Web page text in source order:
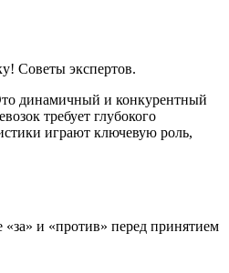
Советы экспертов.
динамичный и конкурентный
требует глубокого
играют ключевую роль,
и «против» перед принятием